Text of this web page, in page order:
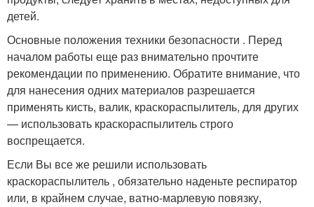
детей.
Основные положения техники безопасности . Перед
началом работы еще раз внимательно прочтите
рекомендации по применению. Обратите внимание, что
для нанесения одних материалов разрешается
применять кисть, валик, краскораспылитель, для других
— использовать краскораспылитель строго
воспрещается.
Если Вы все же решили использовать
краскораспылитель , обязательно наденьте респиратор
или, в крайнем случае, ватно-марлевую повязку,